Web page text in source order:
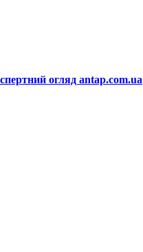
огляд antap.com.ua